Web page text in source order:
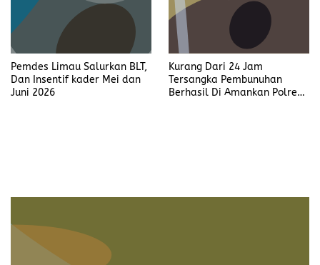
Pemdes Limau Salurkan BLT,
Dan Insentif kader Mei dan
Juni 2026
Kurang Dari 24 Jam
Tersangka Pembunuhan
Berhasil Di Amankan Polres